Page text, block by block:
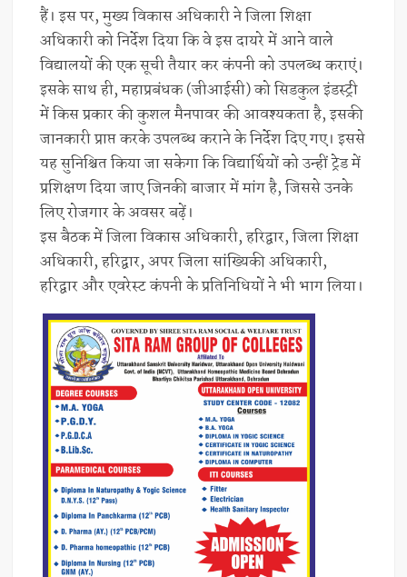
हैं। इस पर, मुख्य विकास अधिकारी ने जिला शिक्षा
अधिकारी को निर्देश दिया कि वे इस दायरे में आने वाले
विद्यालयों की एक सूची तैयार कर कंपनी को उपलब्ध कराएं।
इसके साथ ही, महाप्रबंधक (जीआईसी) को सिडकुल इंडस्ट्री
में किस प्रकार की कुशल मैनपावर की आवश्यकता है, इसकी
जानकारी प्राप्त करके उपलब्ध कराने के निर्देश दिए गए। इससे
यह सुनिश्चित किया जा सकेगा कि विद्यार्थियों को उन्हीं ट्रेड में
प्रशिक्षण दिया जाए जिनकी बाजार में मांग है, जिससे उनके
लिए रोजगार के अवसर बढ़ें।
इस बैठक में जिला विकास अधिकारी, हरिद्वार, जिला शिक्षा
अधिकारी, हरिद्वार, अपर जिला सांख्यिकी अधिकारी,
हरिद्वार और एवरेस्ट कंपनी के प्रतिनिधियों ने भी भाग लिया।